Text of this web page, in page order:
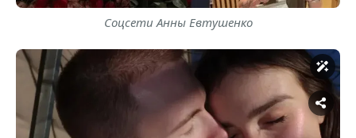
Соцсети Анны Евтушенко